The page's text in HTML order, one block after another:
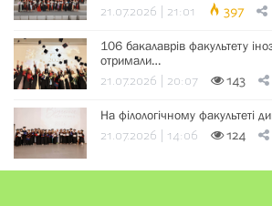
21.07.2026 | 21:01 397
106 бакалаврів факультету
отримали…
21.07.2026 | 20:07 143
На філологічному факультеті
21.07.2026 | 14:06 124